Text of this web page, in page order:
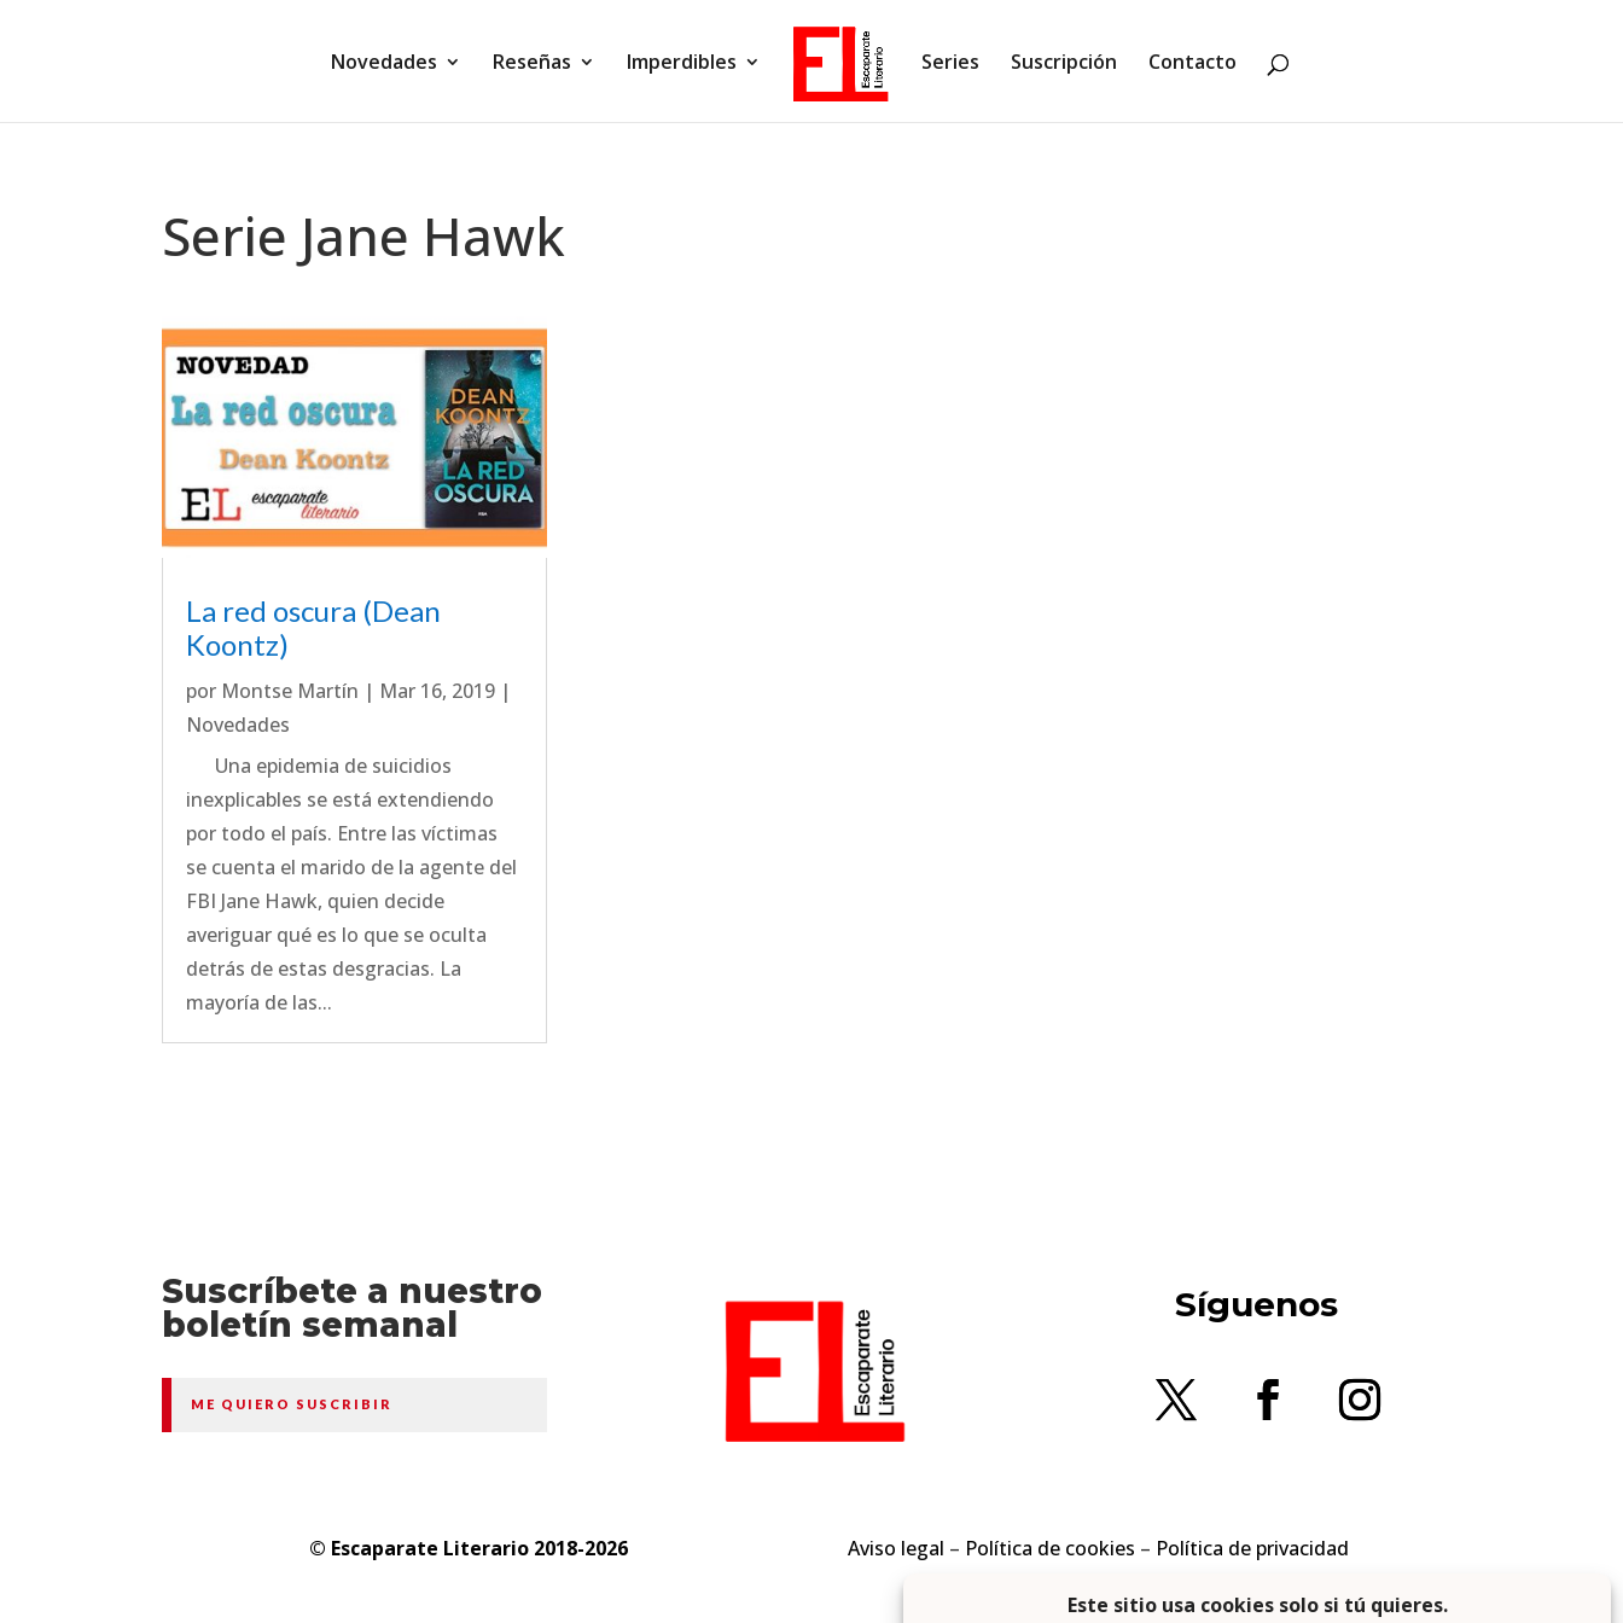
Novedades Reseñas Imperdibles Series Suscripción Contacto
Serie Jane Hawk
La red oscura (Dean
Koontz)
por Montse Martín | Mar 16, 2019 |
Novedades
Una epidemia de suicidios
inexplicables se está extendiendo
por todo el país. Entre las víctimas
se cuenta el marido de la agente del
FBI Jane Hawk, quien decide
averiguar qué es lo que se oculta
detrás de estas desgracias. La
mayoría de las...
Suscríbete a nuestro
boletín semanal
ME QUIERO SUSCRIBIR
Síguenos
© Escaparate Literario 2018-2026 Aviso legal – Política de cookies – Política de privacidad